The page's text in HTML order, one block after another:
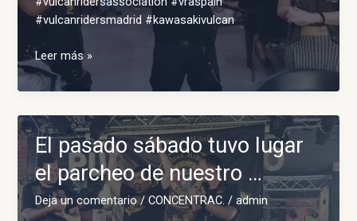
#vulcanridersmadrid #kawasakivulcan
Recientemente
hemos
tenido
placer
de
darle
la
b…
Leer más »
El pasado sábado tuvo lugar
el parcheo de nuestro …
Deja un comentario /CONCENTRAC. /admin